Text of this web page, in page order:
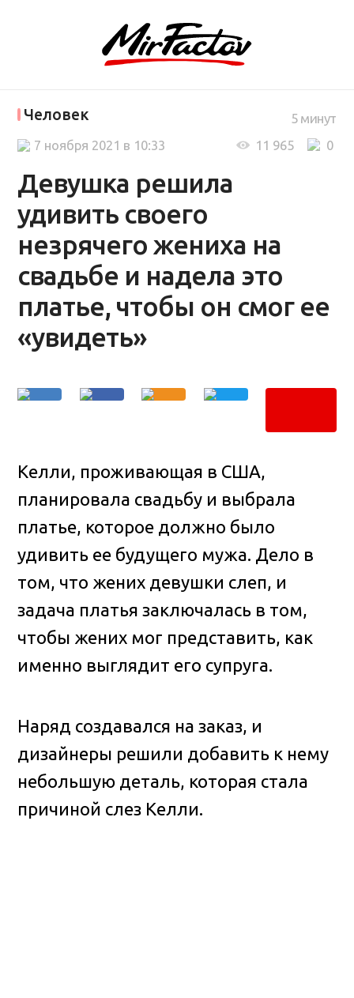
Человек
Девушка решила
удивить своего
незрячего жениха на
свадьбе и надела это
платье, чтобы он смог ее
«увидеть»
5 минут
0
11 965
7 ноября 2021 в 10:33
Келли, проживающая в США,
планировала свадьбу и выбрала
платье, которое должно было
удивить ее будущего мужа. Дело в
том, что жених девушки слеп, и
задача платья заключалась в том,
чтобы жених мог представить, как
именно выглядит его супруга.
Наряд создавался на заказ, и
дизайнеры решили добавить к нему
небольшую деталь, которая стала
причиной слез Келли.